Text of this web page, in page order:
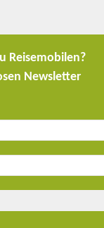
Reisemobilen?
Newsletter